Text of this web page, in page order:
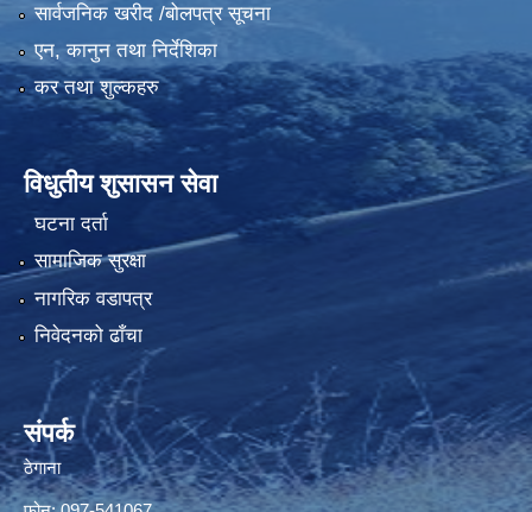
सार्वजनिक खरीद /बोलपत्र सूचना
एन, कानुन तथा निर्देशिका
कर तथा शुल्कहरु
विधुतीय शुसासन सेवा
घटना दर्ता
सामाजिक सुरक्षा
नागरिक वडापत्र
निवेदनको ढाँचा
संपर्क
ठेगाना